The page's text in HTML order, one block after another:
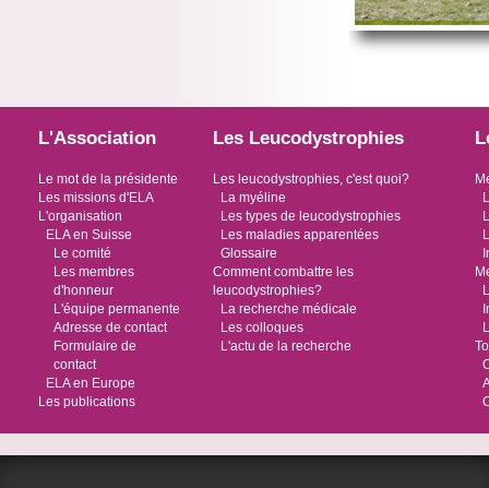
L'Association
Le mot de la présidente
Les missions d'ELA
L'organisation
ELA en Suisse
Le comité
Les membres
d'honneur
L'équipe permanente
Adresse de contact
Formulaire de
contact
ELA en Europe
Les publications
Les Leucodystrophies
Les leucodystrophies, c'est quoi?
La myéline
Les types de leucodystrophies
Les maladies apparentées
Glossaire
Comment combattre les
leucodystrophies?
La recherche médicale
Les colloques
L'actu de la recherche